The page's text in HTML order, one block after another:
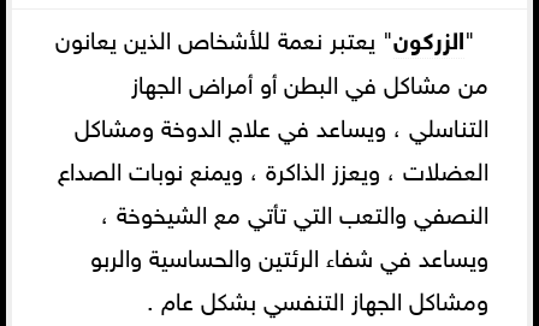
"الزركون" يعتبر نعمة للأشخاص الذين يعانون
من مشاكل في البطن أو أمراض الجهاز
التناسلي ، ويساعد في علاج الدوخة ومشاكل
العضلات ، ويعزز الذاكرة ، ويمنع نوبات الصداع
النصفي والتعب التي تأتي مع الشيخوخة ،
ويساعد في شفاء الرئتين والحساسية والربو
ومشاكل الجهاز التنفسي بشكل عام .